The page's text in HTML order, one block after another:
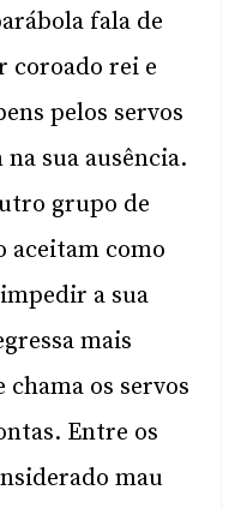
fala de
coroado rei e
pelos servos
sua ausência.
grupo de
aceitam como
a sua
mais
os servos
Entre os
mau